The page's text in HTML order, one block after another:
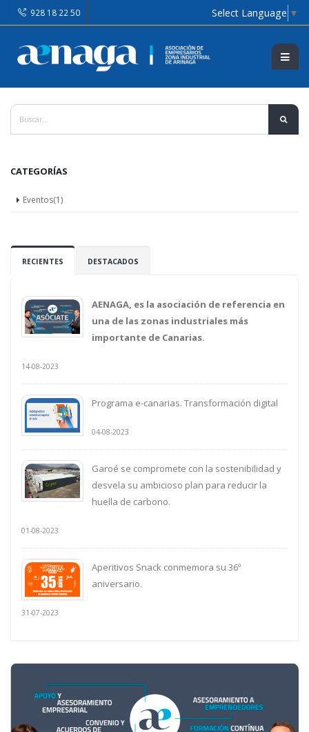
928 18 22 50 Select Language ▼
CATEGORÍAS
Eventos(1)
RECIENTES DESTACADOS
AENAGA, es la asociación de referencia en
una de las zonas industriales más
importante de Canarias.
14-08-2023
Programa e-canarias. Transformación digital
04-08-2023
Garoé se compromete con la sostenibilidad y
desvela su ambicioso plan para reducir la
huella de carbono.
01-08-2023
Aperitivos Snack conmemora su 36º
aniversario.
31-07-2023